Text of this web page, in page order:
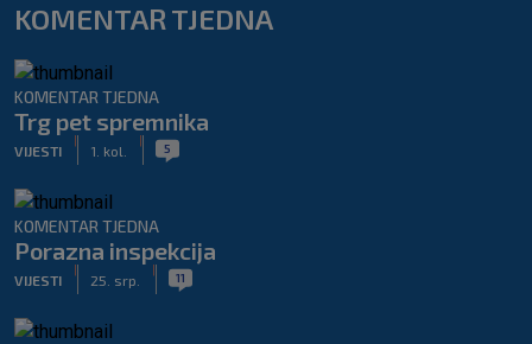
KOMENTAR TJEDNA
KOMENTAR TJEDNA
Trg pet spremnika
VIJESTI 1. kol. 5
KOMENTAR TJEDNA
Porazna inspekcija
VIJESTI 25. srp. 11